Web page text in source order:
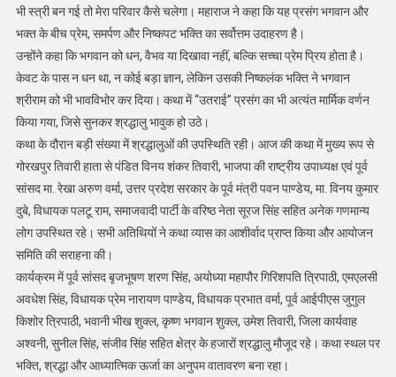
भी स्त्री बन गई तो मेरा परिवार कैसे चलेगा। महाराज ने कहा कि यह प्रसंग भगवान और
भक्त के बीच प्रेम, समर्पण और निष्कपट भक्ति का सर्वोत्तम उदाहरण है।
उन्होंने कहा कि भगवान को धन, वैभव या दिखावा नहीं, बल्कि सच्चा प्रेम प्रिय होता है।
केवट के पास न धन था, न कोई बड़ा ज्ञान, लेकिन उसकी निष्कलंक भक्ति ने भगवान
श्रीराम को भी भावविभोर कर दिया। कथा में “उतराई” प्रसंग का भी अत्यंत मार्मिक वर्णन
किया गया, जिसे सुनकर श्रद्धालु भावुक हो उठे।
कथा के दौरान बड़ी संख्या में श्रद्धालुओं की उपस्थिति रही। आज की कथा में मुख्य रूप से
गोरखपुर तिवारी हाता से पंडित विनय शंकर तिवारी, भाजपा की राष्ट्रीय उपाध्यक्ष एवं पूर्व
सांसद मा. रेखा अरुण वर्मा, उत्तर प्रदेश सरकार के पूर्व मंत्री पवन पाण्डेय, मा. विनय कुमार
दुबे, विधायक पलटू राम, समाजवादी पार्टी के वरिष्ठ नेता सूरज सिंह सहित अनेक गणमान्य
लोग उपस्थित रहे। सभी अतिथियों ने कथा व्यास का आशीर्वाद प्राप्त किया और आयोजन
समिति की सराहना की।
कार्यक्रम में पूर्व सांसद बृजभूषण शरण सिंह, अयोध्या महापौर गिरिशपति त्रिपाठी, एमएलसी
अवधेश सिंह, विधायक प्रेम नारायण पाण्डेय, विधायक प्रभात वर्मा, पूर्व आईपीएस जुगुल
किशोर त्रिपाठी, भवानी भीख शुक्ल, कृष्ण भगवान शुक्ल, उमेश तिवारी, जिला कार्यवाह
अश्वनी, सुनील सिंह, संजीव सिंह सहित क्षेत्र के हजारों श्रद्धालु मौजूद रहे। कथा स्थल पर
भक्ति, श्रद्धा और आध्यात्मिक ऊर्जा का अनुपम वातावरण बना रहा।